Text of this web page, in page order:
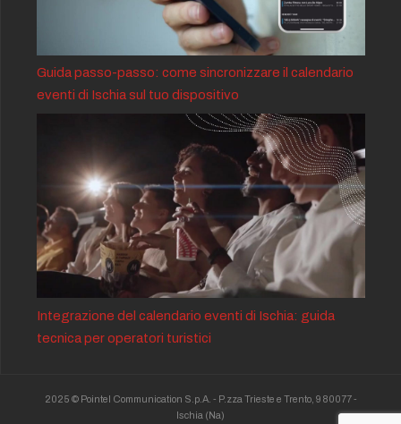
Guida passo-passo: come sincronizzare il calendario
eventi di Ischia sul tuo dispositivo
Integrazione del calendario eventi di Ischia: guida
tecnica per operatori turistici
2025 © Pointel Communication S.p.A. - P.zza Trieste e Trento, 9 80077 -
Ischia (Na)